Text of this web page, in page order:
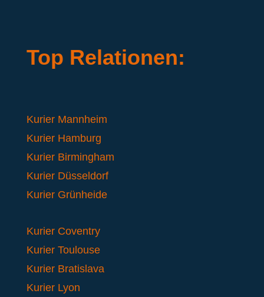
Top Relationen:
Kurier Mannheim
Kurier Hamburg
Kurier Birmingham
Kurier Düsseldorf
Kurier Grünheide
Kurier Coventry
Kurier Toulouse
Kurier Bratislava
Kurier Lyon